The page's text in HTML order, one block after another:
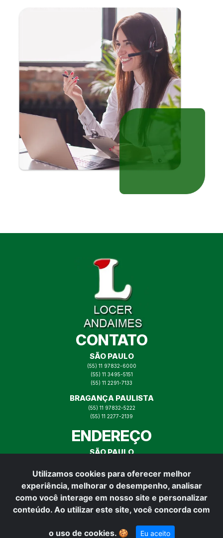
Utilizamos cookies para oferecer melhor
experiência, melhorar o desempenho, analisar
como você interage em nosso site e personalizar
conteúdo. Ao utilizar este site, você concorda com
o uso de cookies. 🍪 Eu aceito
CONTATO
SÃO PAULO
(55) 11 97832-6000
(55) 11 3495-5151
(55) 11 2291-7133
BRAGANÇA PAULISTA
(55) 11 97832-5222
(55) 11 2277-2139
ENDEREÇO
SÃO PAULO
BRAGANÇA PAULISTA
RUA PADRE VITOR N° 165,
REDES SOCIAIS